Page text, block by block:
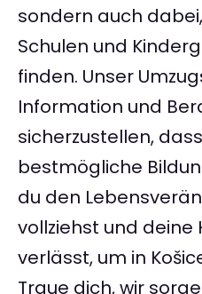
sondern auch
Schulen und
finden. Unser
Information und
sicherzustellen,
bestmögliche
du den
vollziehst und deine
verlässt, um in
Traue dich, wir